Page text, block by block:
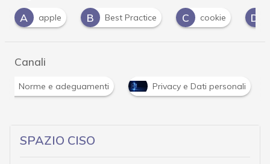
B
Best Practice C cookie D dati personali
Canali
Norme e adeguamenti Privacy e Dati personali
SPAZIO CISO